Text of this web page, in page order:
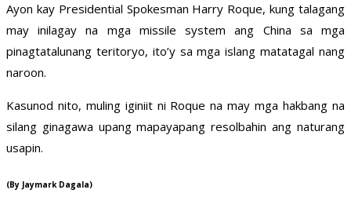
Ayon kay Presidential Spokesman Harry Roque, kung talagang
may inilagay na mga missile system ang China sa mga
pinagtatalunang teritoryo, ito’y sa mga islang matatagal nang
naroon.
Kasunod nito, muling iginiit ni Roque na may mga hakbang na
silang ginagawa upang mapayapang resolbahin ang naturang
usapin.
(By Jaymark Dagala)